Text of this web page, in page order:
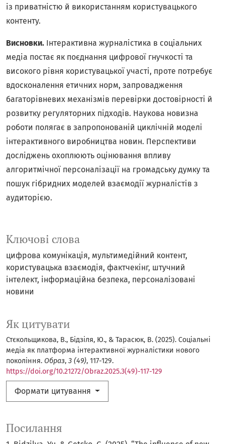
Ключові слова
цифрова комунікація мультимедійний контент
користувацька взаємодія фактчекінг штучний
інтелект інформаційна безпека персоналізовані
новини
Як цитувати
Стєкольщикова, В., Бідзіля, Ю., & Тарасюк, В. (2025). Соціальні
медіа як платформа інтерактивної журналістики нового
покоління. Образ, 3 (49), 117-129.
https://doi.org/10.21272/Obraz.2025.3(49)-117-129
Формати цитування
із приватністю й використанням користувацького
контенту.
Висновки. Інтерактивна журналістика в соціальних
медіа постає як поєднання цифрової гнучкості та
високого рівня користувацької участі, проте потребує
вдосконалення етичних норм, запровадження
багаторівневих механізмів перевірки достовірності й
розвитку регуляторних підходів. Наукова новизна
роботи полягає в запропонованій циклічній моделі
інтерактивного виробництва новин. Перспективи
досліджень охоплюють оцінювання впливу
алгоритмічної персоналізації на громадську думку та
пошук гібридних моделей взаємодії журналістів з
аудиторією.
Посилання